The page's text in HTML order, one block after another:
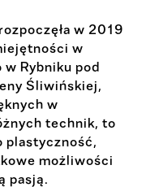
w 2019
w
w Rybniku pod
Śliwińskiej,
w
technik, to
plastyczność,
możliwości
pasją.